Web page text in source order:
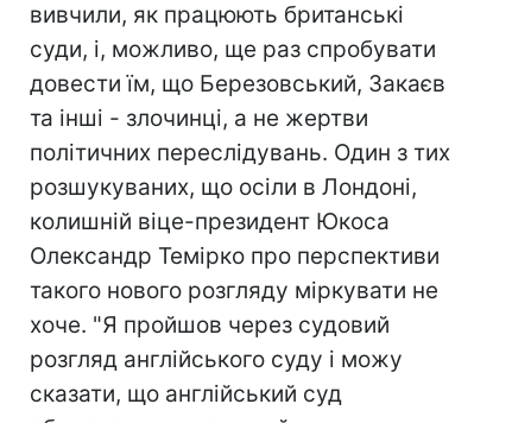
вивчили, як працюють британські
суди, і, можливо, ще раз спробувати
довести їм, що Березовський, Закаєв
та інші - злочинці, а не жертви
політичних переслідувань. Один з тих
розшукуваних, що осіли в Лондоні,
колишній віце-президент Юкоса
Олександр Темірко про перспективи
такого нового розгляду міркувати не
хоче. "Я пройшов через судовий
розгляд англійського суду і можу
сказати, що англійський суд